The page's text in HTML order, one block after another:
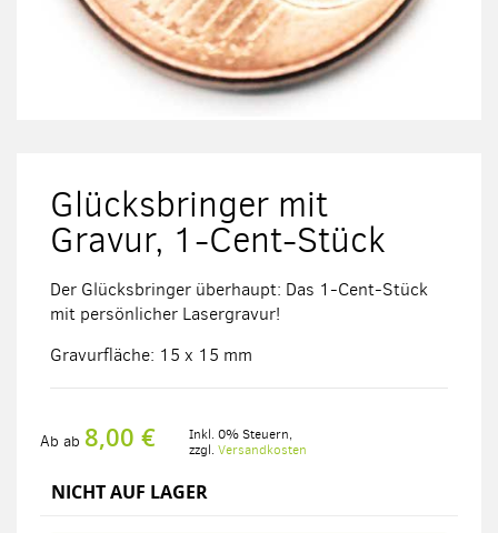
Glücksbringer mit
Gravur, 1-Cent-Stück
Der Glücksbringer überhaupt: Das 1-Cent-Stück
mit persönlicher Lasergravur!
Gravurfläche: 15 x 15 mm
Ab ab 8,00 € Inkl. 0% Steuern,
zzgl. Versandkosten
NICHT AUF LAGER
Bildergalerie
springen